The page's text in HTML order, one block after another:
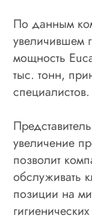
По данным
увеличившем
мощность
тыс. тонн,
специалистов.
увеличение
позволит
обслуживать
позиции на